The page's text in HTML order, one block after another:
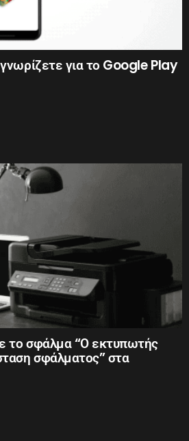
για το Google Play
το σφάλμα “Ο εκτυπωτής
σφάλματος” στα